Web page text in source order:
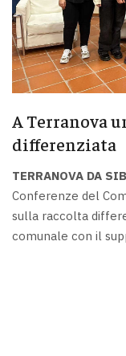
A Terranova
differenziata
TERRANOVA DA
Conferenze del
sulla raccolta
comunale con il